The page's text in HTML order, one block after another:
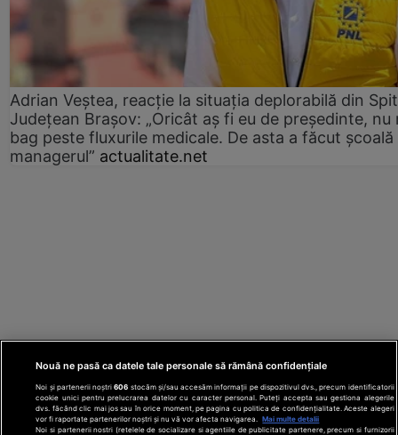
Adrian Veștea, reacție la situația deplorabilă din
Județean Brașov: „Oricât aș fi eu de președinte, nu
bag peste fluxurile medicale. De asta a făcut școală
managerul” actualitate.net
Nouă ne pasă ca datele tale personale să rămână confidențiale
Noi și partenerii noștri606 stocăm și/sau accesăm informații pe dispozitivul dvs., precum identificatorii
cookie unici pentru prelucrarea datelor cu caracter personal. Puteți accepta sau gestiona alegerile
dvs. făcând clic mai jos sau în orice moment, pe pagina cu politica de confidențialitate. Aceste alegeri
vor fi raportate partenerilor noștri și nu vă vor afecta navigarea.
Mai multe detalii
Noi si partenerii nostri (retelele de socializare si agentiile de publicitate partenere, precum si furnizorii